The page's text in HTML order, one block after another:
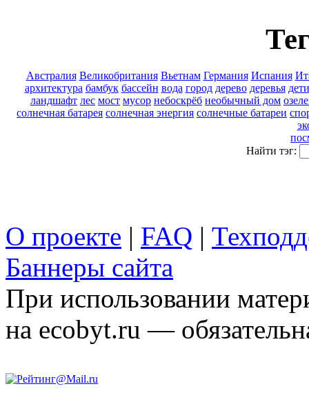
Австралия Великобритания Вьетнам Германия Испания
архитектура бамбук бассейн вода город дерево деревья дети
ландшафт лес мост мусор небоскрёб необычный дом
солнечная батарея солнечная энергия солнечные батареи
Найти тэг:
О проекте | FAQ |
Баннеры сайта
При использовании
на ecobyt.ru —